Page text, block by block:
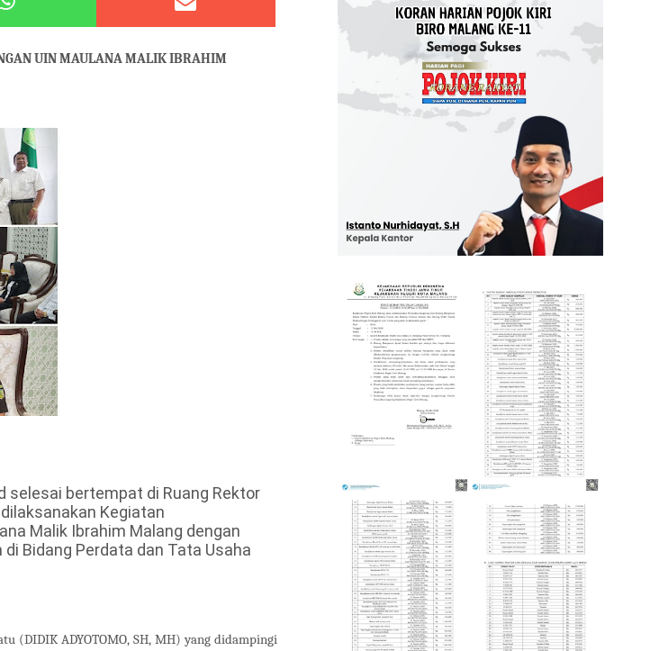
Carabao Bistro & Pool Batu HQ Total Hadiah Rp 5 Juta
UIN MAULANA MALIK IBRAHIM
selesai bertempat di Ruang Rektor
Kegiatan
Malik Ibrahim Malang dengan
Bidang Perdata dan Tata Usaha
(DIDIK ADYOTOMO, SH, MH) yang didampingi